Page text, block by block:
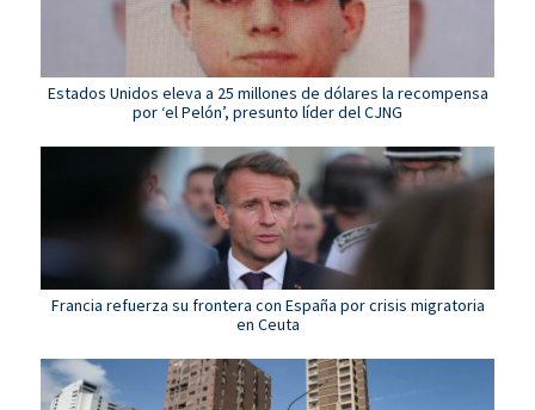
Estados Unidos eleva a 25 millones de dólares la recompensa
por ‘el Pelón’, presunto líder del CJNG
Francia refuerza su frontera con España por crisis migratoria
en Ceuta